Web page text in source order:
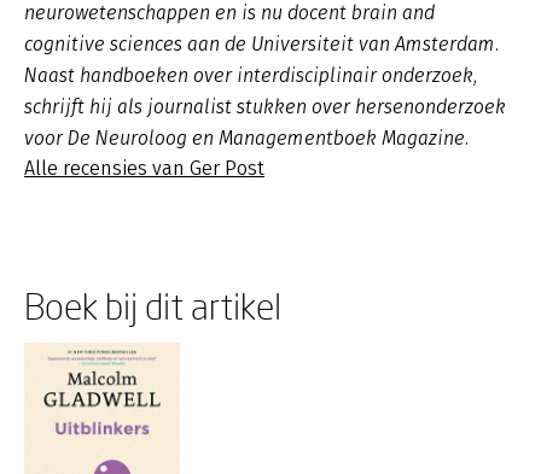
neurowetenschappen en is nu docent brain and
cognitive sciences aan de Universiteit van Amsterdam.
Naast handboeken over interdisciplinair onderzoek,
schrijft hij als journalist stukken over hersenonderzoek
voor De Neuroloog en Managementboek Magazine.
Alle recensies van Ger Post
Boek bij dit artikel